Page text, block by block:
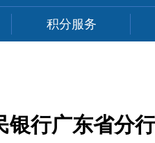
积分服务
银行广东省分